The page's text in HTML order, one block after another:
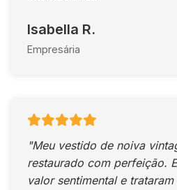
Isabella R.
Empresária
"Meu vestido de noiva
restaurado com perfeição.
valor sentimental e